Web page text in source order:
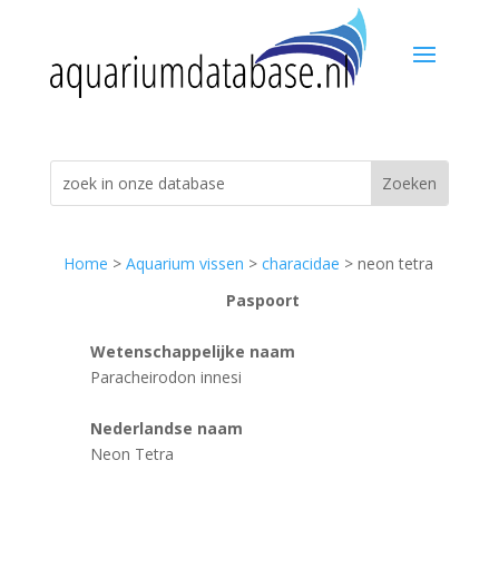
Home > Aquarium vissen > characidae > neon tetra
Paspoort
Wetenschappelijke naam
Paracheirodon innesi
Nederlandse naam
Neon Tetra